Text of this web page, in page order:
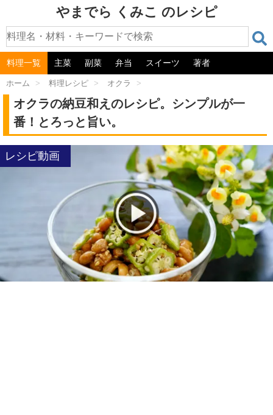
やまでら くみこ のレシピ
料理一覧 主菜 副菜 弁当 スイーツ 著者
ホーム > 料理レシピ > オクラ >
オクラの納豆和えのレシピ。シンプルが一
番！とろっと旨い。
レシピ動画